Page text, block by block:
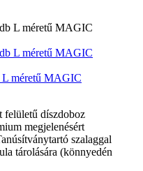
L méretű MAGIC
felületű díszdoboz
megjelenésért
szalaggal
tárolására (könnyedén